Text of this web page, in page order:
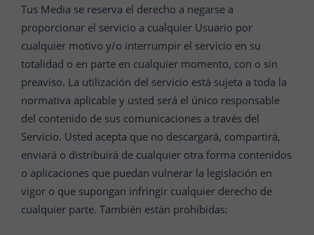
Tus Media se reserva el derecho a negarse a
proporcionar el servicio a cualquier Usuario por
cualquier motivo y/o interrumpir el servicio en su
totalidad o en parte en cualquier momento, con o sin
preaviso. La utilización del servicio está sujeta a toda la
normativa aplicable y usted será el único responsable
del contenido de sus comunicaciones a través del
Servicio. Usted acepta que no descargará, compartirá,
enviará o distribuirá de cualquier otra forma contenidos
o aplicaciones que puedan vulnerar la legislación en
vigor o que supongan infringir cualquier derecho de
cualquier parte. También están prohibidas: